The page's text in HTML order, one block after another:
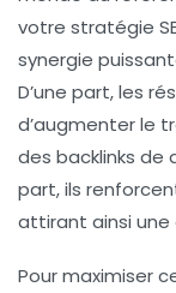
votre stratégie
synergie
D’une part, les
d’augmenter le
des backlinks de
part, ils
attirant ainsi une
Pour maximiser